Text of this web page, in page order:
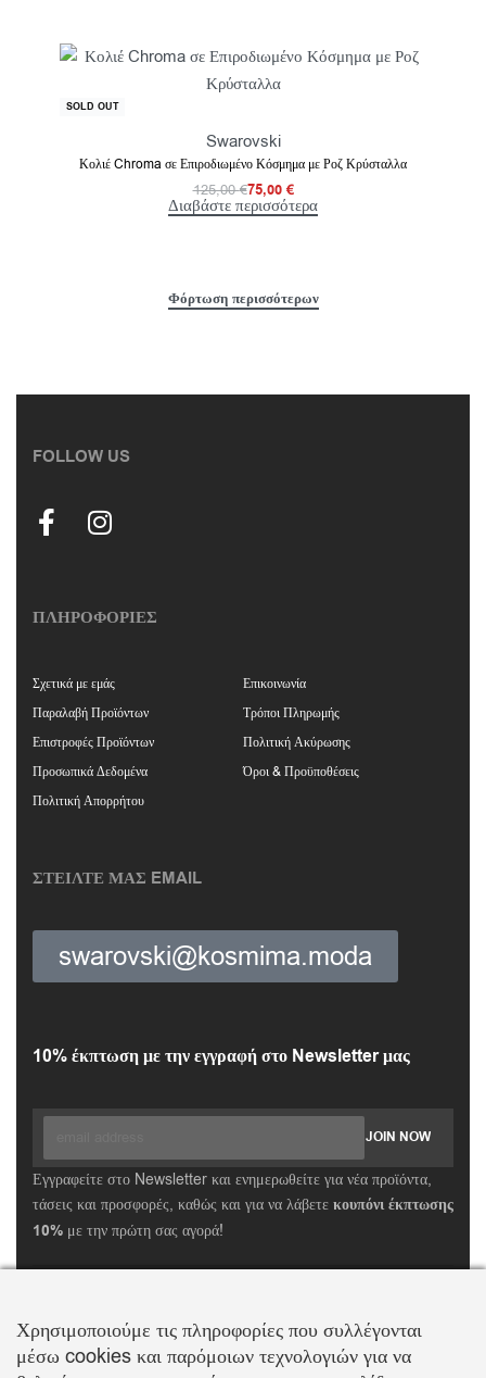
-40% OFF
SOLD OUT
Swarovski
Κολιέ Chroma σε Επιροδιωμένο Κόσμημα με Ροζ Κρύσταλλα
125,00€75,00 €
Διαβάστε περισσότερα
FOLLOW US
ΠΛΗΡΟΦΟΡΙΕΣ
Σχετικά με εμάς
Επικοινωνία
Παραλαβή Προϊόντων
Τρόποι Πληρωμής
Επιστροφές Προϊόντων
Πολιτική Ακύρωσης
Προσωπικά Δεδομένα
Όροι & Προϋποθέσεις
Πολιτική Απορρήτου
ΣΤΕΙΛΤΕ ΜΑΣ EMAIL
swarovski@kosmima.moda
10% έκπτωση με την εγγραφή στο Newsletter μας
Εγγραφείτε στο Newsletter και ενημερωθείτε για νέα προϊόντα,
τάσεις και προσφορές, καθώς και για να λάβετε κουπόνι έκπτωσης
10% με την πρώτη σας αγορά!
Με την επιφύλαξη κάθε νόμιμου δικαιώματος
Χρησιμοποιούμε τις πληροφορίες που συλλέγονται
μέσω cookies και παρόμοιων τεχνολογιών για να